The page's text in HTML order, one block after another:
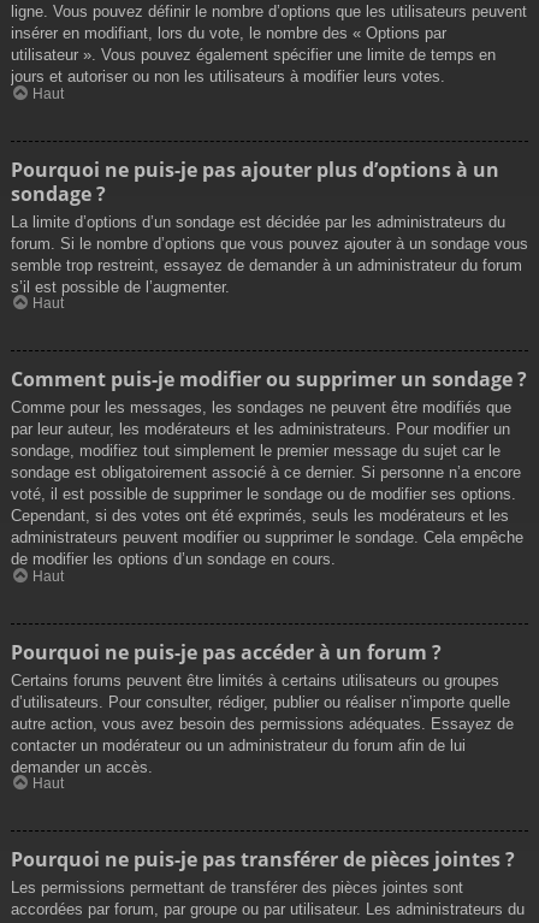
ligne. Vous pouvez définir le nombre d’options que les utilisateurs peuvent
insérer en modifiant, lors du vote, le nombre des « Options par
utilisateur ». Vous pouvez également spécifier une limite de temps en
jours et autoriser ou non les utilisateurs à modifier leurs votes.
Haut
Pourquoi ne puis-je pas ajouter plus d’options à un
sondage ?
La limite d’options d’un sondage est décidée par les administrateurs du
forum. Si le nombre d’options que vous pouvez ajouter à un sondage vous
semble trop restreint, essayez de demander à un administrateur du forum
s’il est possible de l’augmenter.
Haut
Comment puis-je modifier ou supprimer un sondage ?
Comme pour les messages, les sondages ne peuvent être modifiés que
par leur auteur, les modérateurs et les administrateurs. Pour modifier un
sondage, modifiez tout simplement le premier message du sujet car le
sondage est obligatoirement associé à ce dernier. Si personne n’a encore
voté, il est possible de supprimer le sondage ou de modifier ses options.
Cependant, si des votes ont été exprimés, seuls les modérateurs et les
administrateurs peuvent modifier ou supprimer le sondage. Cela empêche
de modifier les options d’un sondage en cours.
Haut
Pourquoi ne puis-je pas accéder à un forum ?
Certains forums peuvent être limités à certains utilisateurs ou groupes
d’utilisateurs. Pour consulter, rédiger, publier ou réaliser n’importe quelle
autre action, vous avez besoin des permissions adéquates. Essayez de
contacter un modérateur ou un administrateur du forum afin de lui
demander un accès.
Haut
Pourquoi ne puis-je pas transférer de pièces jointes ?
Les permissions permettant de transférer des pièces jointes sont
accordées par forum, par groupe ou par utilisateur. Les administrateurs du